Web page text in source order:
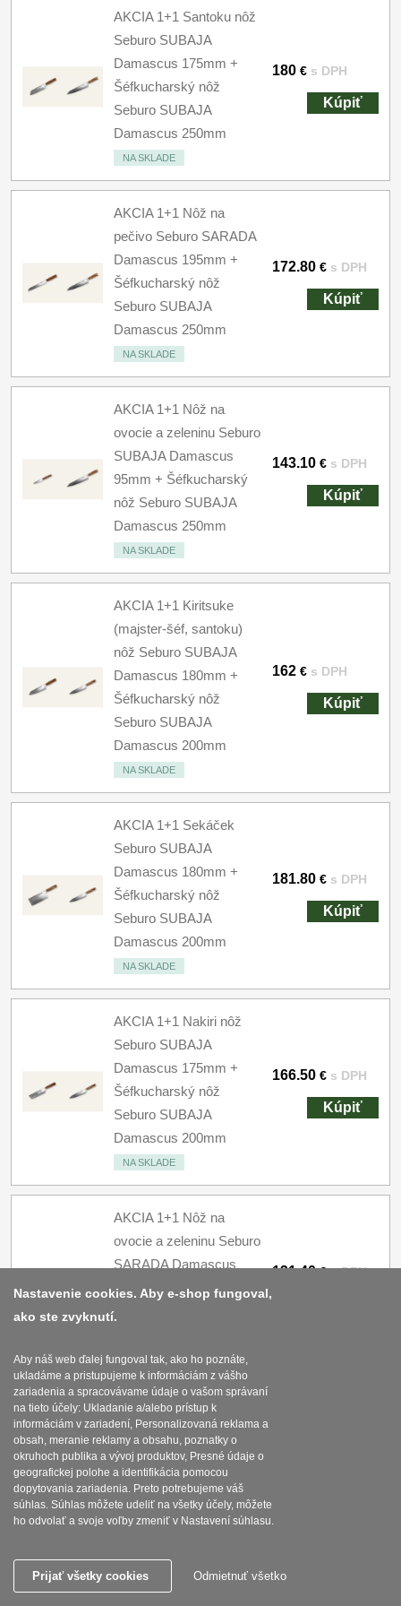
AKCIA 1+1 Santoku nôž
Seburo SUBAJA
Damascus 175mm +
Šéfkucharský nôž
Seburo SUBAJA
Damascus 250mm
NA SKLADE
180 € s DPH
Kúpiť
AKCIA 1+1 Nôž na
pečivo Seburo SARADA
Damascus 195mm +
Šéfkucharský nôž
Seburo SUBAJA
Damascus 250mm
NA SKLADE
172.80 € s DPH
Kúpiť
AKCIA 1+1 Nôž na
ovocie a zeleninu Seburo
SUBAJA Damascus
95mm + Šéfkucharský
nôž Seburo SUBAJA
Damascus 250mm
NA SKLADE
143.10 € s DPH
Kúpiť
AKCIA 1+1 Kiritsuke
(majster-šéf, santoku)
nôž Seburo SUBAJA
Damascus 180mm +
Šéfkucharský nôž
Seburo SUBAJA
Damascus 200mm
NA SKLADE
162 € s DPH
Kúpiť
AKCIA 1+1 Sekáček
Seburo SUBAJA
Damascus 180mm +
Šéfkucharský nôž
Seburo SUBAJA
Damascus 200mm
NA SKLADE
181.80 € s DPH
Kúpiť
AKCIA 1+1 Nakiri nôž
Seburo SUBAJA
Damascus 175mm +
Šéfkucharský nôž
Seburo SUBAJA
Damascus 200mm
NA SKLADE
166.50 € s DPH
Kúpiť
AKCIA 1+1 Nôž na
ovocie a zeleninu Seburo
SARADA Damascus
95mm + Šéfkucharský
NA SKLADE
131.40€s DPH
AKCIA 1+1 Santoku nôž
Seburo SUBAJA
Damascus 175mm +
Šéfkucharský nôž
Seburo SUBAJA
Damascus 200mm
Nastavenie cookies. Aby e-shop fungoval,
ako ste zvyknutí.
Aby náš web ďalej fungoval tak, ako ho poznáte,
ukladáme a pristupujeme k informáciám z vášho
zariadenia a spracovávame údaje o vašom správaní
na tieto účely: Ukladanie a/alebo prístup k
informáciám v zariadení, Personalizovaná reklama a
obsah, meranie reklamy a obsahu, poznatky o
okruhoch publika a vývoj produktov, Presné údaje o
geografickej polohe a identifikácia pomocou
dopytovania zariadenia. Preto potrebujeme váš
súhlas. Súhlas môžete udeliť na všetky účely, môžete
ho odvolať a svoje voľby zmeniť v Nastavení súhlasu.
Prijať všetky cookies Odmietnuť všetko